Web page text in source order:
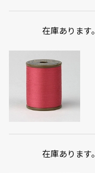
在庫あります。
在庫あります。